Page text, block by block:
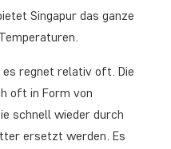
Singapur das ganze
regnet relativ oft. Die
oft in Form von
schnell wieder durch
ersetzt werden. Es